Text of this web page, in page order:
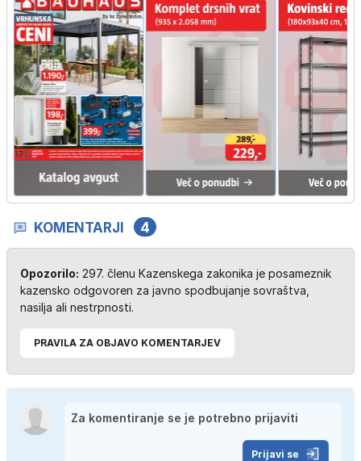
KOMENTARJI 4
Opozorilo: 297. členu Kazenskega zakonika je posameznik
kazensko odgovoren za javno spodbujanje sovraštva,
nasilja ali nestrpnosti.
PRAVILA ZA OBJAVO KOMENTARJEV
Prijavi se